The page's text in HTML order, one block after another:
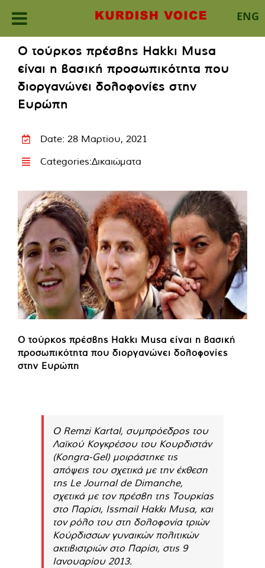
ENG
content
Ο τούρκος πρέσβης Hakkı Musa
είναι η βασική προσωπικότητα που
διοργανώνει δολοφονίες στην
Ευρώπη
Date: 28 Μαρτίου, 2021
Categories:Δικαιώματα
Ο τούρκος πρέσβης Hakkı Musa είναι η βασική
προσωπικότητα που διοργανώνει δολοφονίες
στην Ευρώπη
Ο Remzi Kartal, συμπρόεδρος του
Λαϊκού Κογκρέσου του Κουρδιστάν
(Kongra-Gel) μοιράστηκε τις
απόψεις του σχετικά με την έκθεση
της Le Journal de Dimanche,
σχετικά με τον πρέσβη της Τουρκίας
στο Παρίσι, Issmail Hakkı Musa, και
τον ρόλο του στη δολοφονία τριών
Κούρδισσων γυναικών πολιτικών
ακτιβιστριών στο Παρίσι, στις 9
Ιανουαρίου 2013.